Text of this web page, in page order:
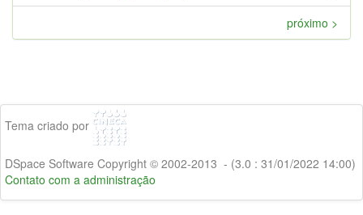
próximo >
Tema criado por
DSpace Software Copyright © 2002-2013 - (3.0 : 31/01/2022 14:00)
Contato com a administração